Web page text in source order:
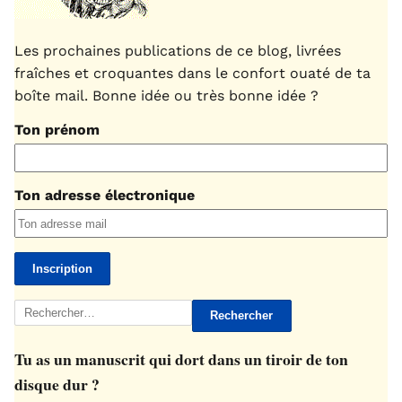
Les prochaines publications de ce blog, livrées
fraîches et croquantes dans le confort ouaté de ta
boîte mail. Bonne idée ou très bonne idée ?
Ton prénom
Ton adresse électronique
Rechercher :
Tu as un manuscrit qui dort dans un tiroir de ton
disque dur ?